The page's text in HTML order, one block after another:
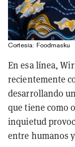
Cortesía: Foodmasku
En esa línea,
recientemente
desarrollando
que tiene como
inquietud
entre humanos